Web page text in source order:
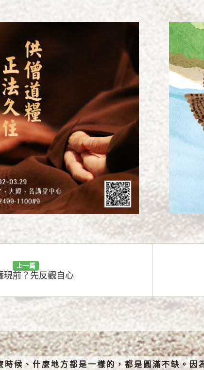
上一篇
現前？先反觀自心
時候、什麼地方都是一樣的，都是圓滿不缺。